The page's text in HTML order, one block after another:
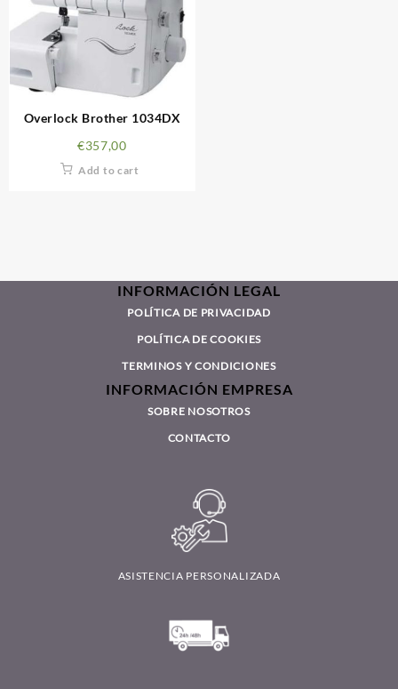
Overlock Brother 1034DX
€357,00
Add to cart
INFORMACIÓN LEGAL
POLÍTICA DE PRIVACIDAD
POLÍTICA DE COOKIES
TERMINOS Y CONDICIONES
INFORMACIÓN EMPRESA
SOBRE NOSOTROS
CONTACTO
ASISTENCIA PERSONALIZADA